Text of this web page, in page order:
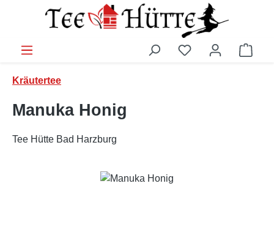
Zum Hauptinhalt springen
Kräutertee
Manuka Honig
Tee Hütte Bad Harzburg
Bildergalerie überspringen